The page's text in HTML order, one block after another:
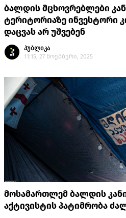
ბალდის მცხოვრებლები
ტერიტორიაზე ინვესტორი
დაცვას არ უშვებენ
პუბლიკა
11:15, 27 ნოემბერი, 2025
მოსამართლემ ბალდის
აქტივისტის პატიმრობა